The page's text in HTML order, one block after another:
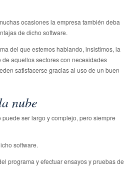
ocasiones la empresa también deba
de dicho software.
del que estemos hablando, insistimos, la
aquellos sectores con necesidades
satisfacerse gracias al uso de un buen
nube
ser largo y complejo, pero siempre
software.
programa y efectuar ensayos y pruebas de